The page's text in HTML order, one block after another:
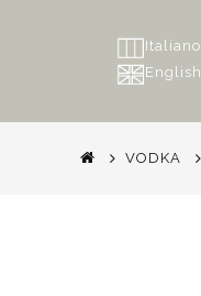
Italiano
English
VODKA